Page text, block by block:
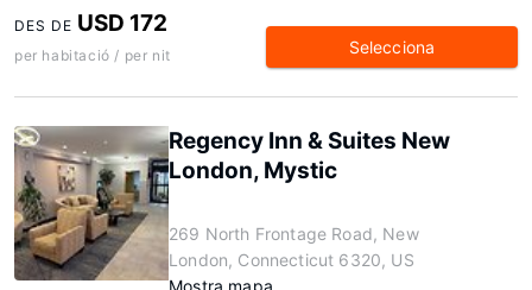
DES DE USD 172
per habitació / per nit Selecciona
Regency Inn & Suites New
London, Mystic
269 North Frontage Road, New
London, Connecticut 6320, US
Mostra mapa